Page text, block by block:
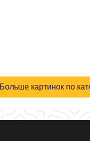
Больше картинок по